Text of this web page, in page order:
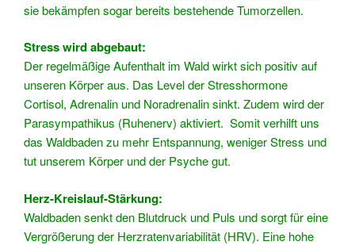
sie bekämpfen sogar bereits bestehende Tumorzellen.
Stress wird abgebaut:
Der regelmäßige Aufenthalt im Wald wirkt sich positiv auf
unseren Körper aus. Das Level der Stresshormone
Cortisol, Adrenalin und Noradrenalin sinkt. Zudem wird der
Parasympathikus (Ruhenerv) aktiviert. Somit verhilft uns
das Waldbaden zu mehr Entspannung, weniger Stress und
tut unserem Körper und der Psyche gut.
Herz-Kreislauf-Stärkung:
Waldbaden senkt den Blutdruck und Puls und sorgt für eine
Vergrößerung der Herzratenvariabilität (HRV). Eine hohe